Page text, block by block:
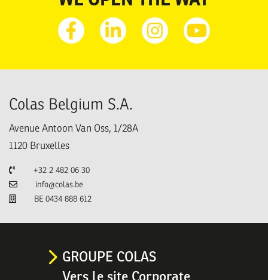
FacebookLinkedinInstagramYoutube
Colas Belgium S.A.
Avenue Antoon Van Oss, 1/28A
1120 Bruxelles
Téléphone
+32 2 482 06 30
Emailinfo@colas.be
BE 0434 888 612
GROUPE COLAS